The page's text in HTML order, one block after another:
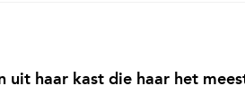
uit haar kast die haar het